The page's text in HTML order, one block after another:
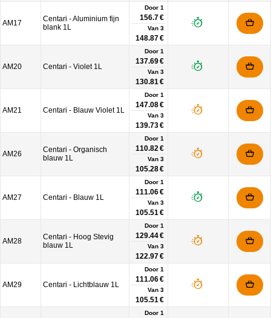
AM17
Centari - Aluminium fijn
blank 1L
Door 1
156.7 €
Van 3
148.87 €
AM20 Centari - Violet 1L
Door 1
137.69 €
Van 3
130.81 €
AM21 Centari - Blauw Violet 1L
Door 1
147.08 €
Van 3
139.73 €
AM26
Centari - Organisch
blauw 1L
Door 1
110.82 €
Van 3
105.28 €
AM27 Centari - Blauw 1L
Door 1
111.06 €
Van 3
105.51 €
AM28
Centari - Hoog Stevig
blauw 1L
Door 1
129.44 €
Van 3
122.97 €
AM29 Centari - Lichtblauw 1L
Door 1
111.06 €
Van 3
105.51 €
Door 1